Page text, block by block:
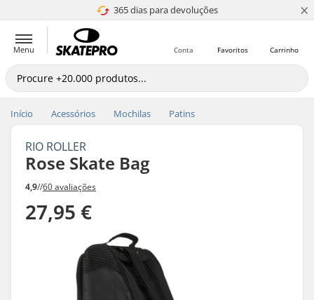
365 dias para devoluções
4.8 de 5 ×
Menu Carrinho
Favoritos
Conta
Início Acessórios Mochilas Patins
RIO ROLLER
Rose Skate Bag
4,9//60 avaliações
27,95 €